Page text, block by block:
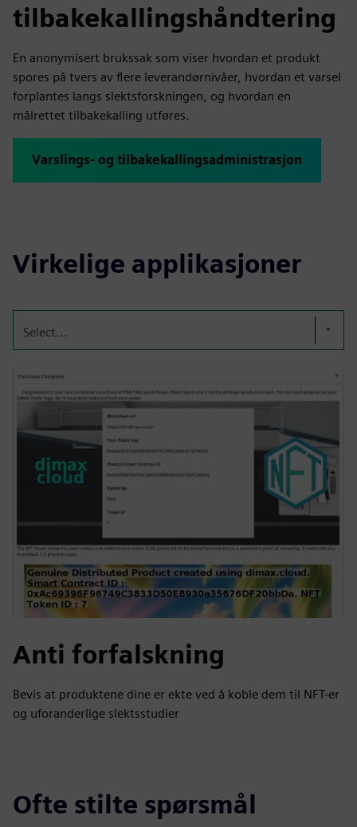
tilbakekallingshåndtering
En anonymisert brukssak som viser hvordan et produkt
spores på tvers av flere leverandørnivåer, hvordan et varsel
forplantes langs slektsforskningen, og hvordan en
målrettet tilbakekalling utføres.
Varslings- og tilbakekallingsadministrasjon
Virkelige applikasjoner
Select...
Anti forfalskning
Bevis at produktene dine er ekte ved å koble dem til NFT-er
og uforanderlige slektsstudier
Ofte stilte spørsmål